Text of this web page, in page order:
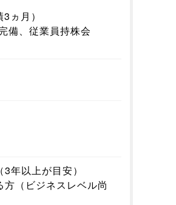
ヵ月）
備、従業員持株会
年以上が目安）
（ビジネスレベル尚